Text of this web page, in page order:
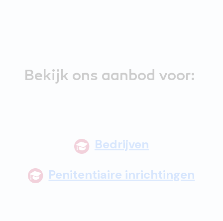
Bekijk ons aanbod voor:
Bedrijven
Penitentiaire inrichtingen